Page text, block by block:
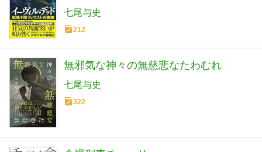
七尾与史
212
無邪気な神々の無慈悲なたわむれ
七尾与史
322